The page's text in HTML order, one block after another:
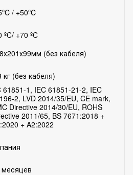
/ +50ºC
ºC/ +70 ºC
(без кабеля)
кг (без кабеля)
61851-1, IEC 61851-21-2, IEC
2, LVD 2014/35/EU, CE mark,
Directive 2014/30/EU, ROHS
2011/65, BS 7671:2018 +
+ A2:2022
месяцев